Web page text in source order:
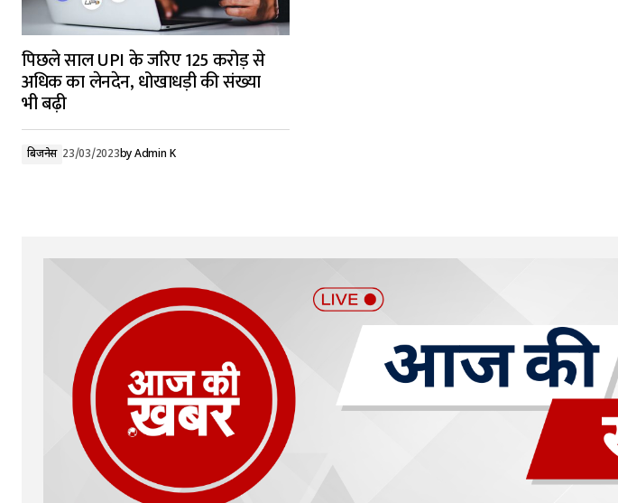
पिछले साल UPI के जरिए 125 करोड़ से
अधिक का लेनदेन, धोखाधड़ी की संख्या
भी बढ़ी
बिजनेस 23/03/2023byAdmin K